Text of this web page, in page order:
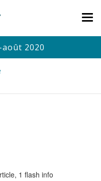
2020
1 flash info